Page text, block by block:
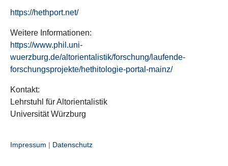
https://hethport.net/
Weitere Informationen:
https://www.phil.uni-
wuerzburg.de/altorientalistik/forschung/laufende-
forschungsprojekte/hethitologie-portal-mainz/
Kontakt:
Lehrstuhl für Altorientalistik
Universität Würzburg
Impressum | Datenschutz